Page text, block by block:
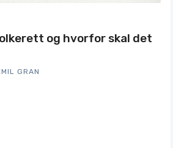
og hvorfor skal det
GRAN